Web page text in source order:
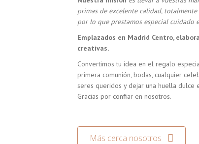
primas de excelente calidad,
por lo que prestamos especial cuidado
Emplazados en Madrid Centro,
creativas.
Convertimos tu idea en el regalo
primera comunión, bodas, cualquier
seres queridos y dejar una huella dulce
Gracias por confiar en nosotros.
Más cerca nosotros